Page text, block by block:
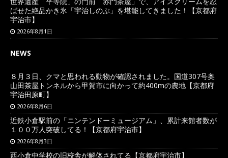
ばせた絶品かき氷「宇治しのぶ」を堪能してきました！【京都府
宇治市】
2026年8月1日
NEWS
８月３日、クマと思われる動物が確認されました。国道307号奥
山田茶屋トンネルから甲賀市に向かって約400mの農地【京都府
宇治田原町】
2026年8月6日
近鉄小倉駅前の「ニンテンドーミュージアム」、累計来館者数が
１００万人突破してる！【京都府宇治市】
2026年8月3日
西小倉中学校の旧校舎が解体されてる【京都府宇治市】